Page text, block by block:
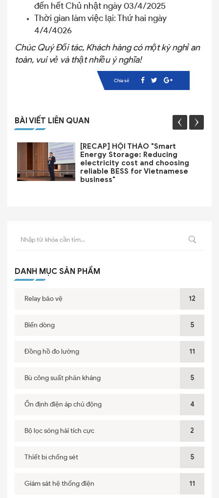
đến hết Chủ nhật ngày 03/4/2025
Thời gian làm việc lại: Thứ hai ngày
4/4/4026
Chúc Quý Đối tác, Khách hàng có một kỳ nghỉ an
toàn, vui vẻ và thật nhiều ý nghĩa!
Chia sẻ
BÀI VIẾT LIÊN QUAN
[RECAP] HỘI THẢO "Smart
Energy Storage: Reducing
electricity cost and choosing
reliable BESS for Vietnamese
business"
DANH MỤC SẢN PHẨM
Relay bảo vệ 12
Biến dòng 5
Đồng hồ đo lường 11
Bù công suất phản kháng 5
Ổn định điện áp chủ động 4
Bộ lọc sóng hài tích cực 2
Thiết bị chống sét 5
Giám sát hệ thống điện 11